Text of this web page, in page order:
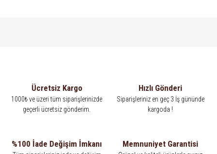
Ücretsiz Kargo
1000₺ ve üzeri tüm siparişlerinizde
geçerli ücretsiz gönderim.
Hızlı Gönderi
Siparişleriniz en geç 3 İş gününde
kargoda !
%100 İade Değişim İmkanı Memnuniyet Garantisi